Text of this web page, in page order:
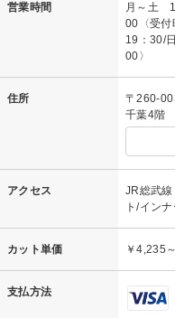
営業時間
月～土
00〈受
19：30/
00〉
住所
〒260-
千葉4階
アクセス
JR総武
ト/イン
カット単価 ￥4,235～
支払方法